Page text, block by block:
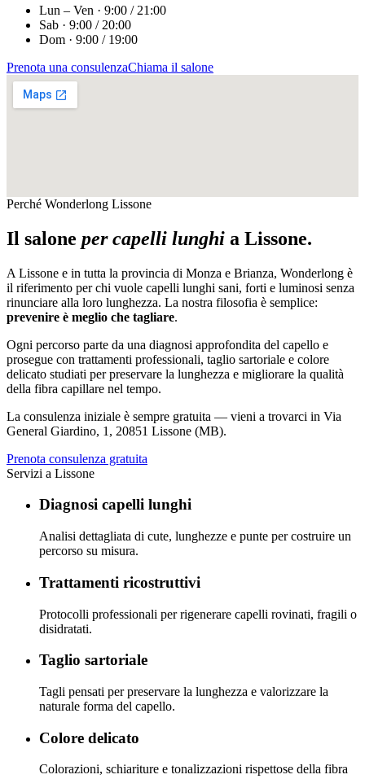
Lun – Ven · 9:00 / 21:00
Sab · 9:00 / 20:00
Dom · 9:00 / 19:00
Prenota una consulenzaChiama il salone
Perché Wonderlong Lissone
Il salone per capelli lunghi a Lissone.
A Lissone e in tutta la provincia di Monza e Brianza, Wonderlong è
il riferimento per chi vuole capelli lunghi sani, forti e luminosi senza
rinunciare alla loro lunghezza. La nostra filosofia è semplice:
prevenire è meglio che tagliare.
Ogni percorso parte da una diagnosi approfondita del capello e
prosegue con trattamenti professionali, taglio sartoriale e colore
delicato studiati per preservare la lunghezza e migliorare la qualità
della fibra capillare nel tempo.
La consulenza iniziale è sempre gratuita — vieni a trovarci in Via
General Giardino, 1 , 20851 Lissone (MB).
Prenota consulenza gratuita
Servizi a Lissone
Diagnosi capelli lunghi
Analisi dettagliata di cute, lunghezze e punte per costruire un
percorso su misura.
Trattamenti ricostruttivi
Protocolli professionali per rigenerare capelli rovinati, fragili o
disidratati.
Taglio sartoriale
Tagli pensati per preservare la lunghezza e valorizzare la
naturale forma del capello.
Colore delicato
Colorazioni, schiariture e tonalizzazioni rispettose della fibra